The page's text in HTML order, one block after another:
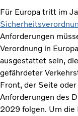
Für Europa tritt im
Anforderungen
Verordnung in
ausgestattet sein,
gefährdeter
Front, der Seite
Anforderungen des
2029 folgen. Um die